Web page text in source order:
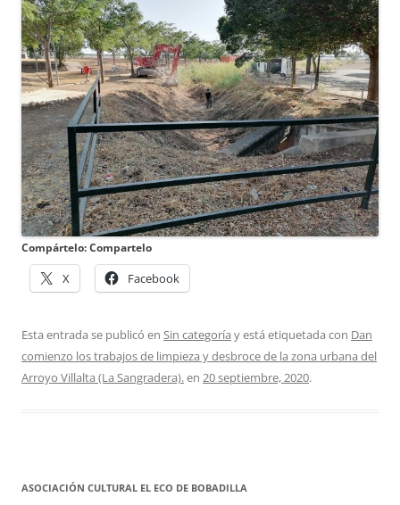
Compártelo: Compartelo
X Facebook
Esta entrada se publicó en Sin categoría y está etiquetada con Dan
comienzo los trabajos de limpieza y desbroce de la zona urbana del
Arroyo Villalta (La Sangradera).en 20 septiembre, 2020.
ASOCIACIÓN CULTURAL EL ECO DE BOBADILLA